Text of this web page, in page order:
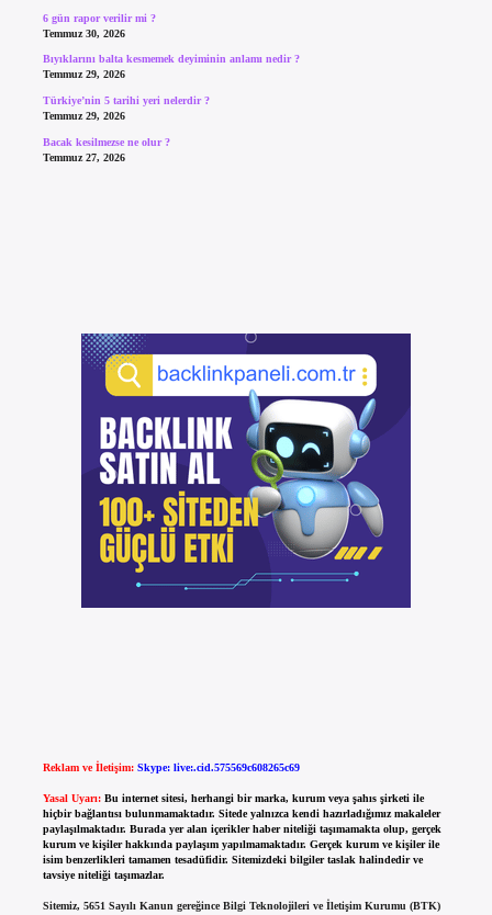
6 gün rapor verilir mi ?
Temmuz 30, 2026
Bıyıklarını balta kesmemek deyiminin anlamı nedir ?
Temmuz 29, 2026
Türkiye’nin 5 tarihi yeri nelerdir ?
Temmuz 29, 2026
Bacak kesilmezse ne olur ?
Temmuz 27, 2026
Reklam ve İletişim: Skype: live:.cid.575569c608265c69
Yasal Uyarı: Bu internet sitesi, herhangi bir marka, kurum veya şahıs şirketi ile
hiçbir bağlantısı bulunmamaktadır. Sitede yalnızca kendi hazırladığımız makaleler
paylaşılmaktadır. Burada yer alan içerikler haber niteliği taşımamakta olup, gerçek
kurum ve kişiler hakkında paylaşım yapılmamaktadır. Gerçek kurum ve kişiler ile
isim benzerlikleri tamamen tesadüfidir. Sitemizdeki bilgiler taslak halindedir ve
tavsiye niteliği taşımazlar.
Sitemiz, 5651 Sayılı Kanun gereğince Bilgi Teknolojileri ve İletişim Kurumu (BTK)